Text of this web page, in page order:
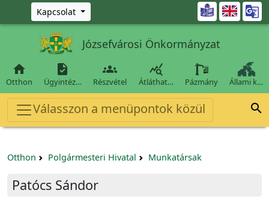
Ugrás a fő tartalomra
Kapcsolat 
Józsefvárosi Önkormányzat

Otthon

Ügyintéz…

Részvétel

Átláthat… Pázmány Állami k…
Válasszon a menüpontok közül 
Otthon Polgármesteri Hivatal Munkatársak
Patócs Sándor